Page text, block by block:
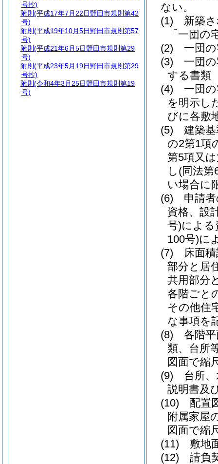
ない。
(1)
新築
「一団の
(2)
一団
(3)
一団
する書類
(4)
一団
を明示し
びに各敷
(5)
建築
の2第1項
第5項又
し (同法
い場合に
(6)
申請
資格、設
号)による
100号)に
(7)
床面
部分と居
共用部分
各階ごと
その他住
な事項を
(8)
各階
類、台所
図面で縮
(9)
台所
説明書及
(10)
配置
附属家屋
図面で縮
(11)
敷地
(12)
請負
号抄)
附則 (平成17年7月22日野田市規則第42
号)
附則 (平成19年10月5日野田市規則第57
号)
附則 (平成21年6月5日野田市規則第29
号)
附則 (平成23年5月19日野田市規則第29
号抄)
附則 (令和4年3月25日野田市規則第19
号)